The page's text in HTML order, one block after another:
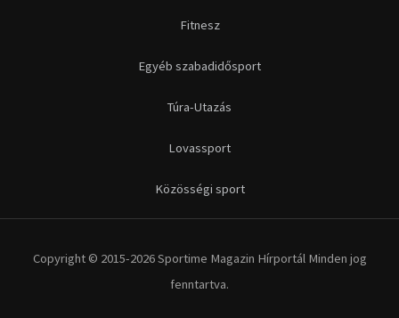
Fitnesz
Egyéb szabadidősport
Túra-Utazás
Lovassport
Közösségi sport
Copyright © 2015-2026 Sportime Magazin Hírportál Minden jog
fenntartva.